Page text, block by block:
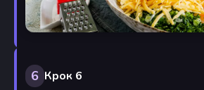
6 Крок 6